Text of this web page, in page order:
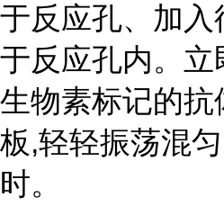
于反应孔、加入
于反应孔内。立
生物素标记的抗
板,轻轻振荡混
时。